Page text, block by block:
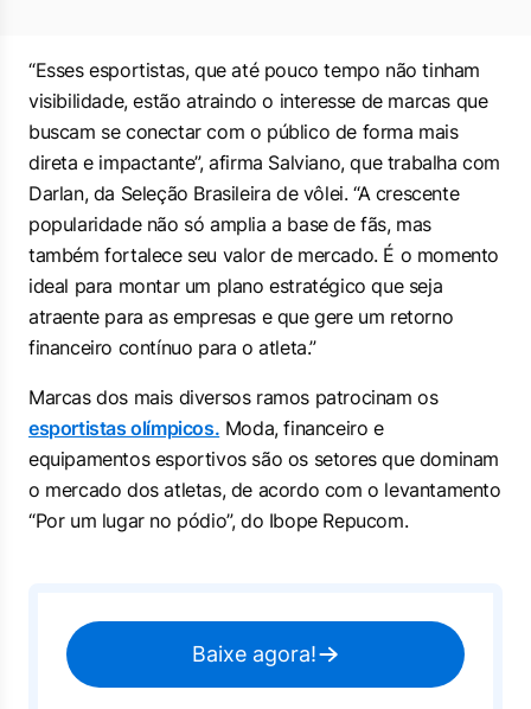
“Esses esportistas, que até pouco tempo não tinham
visibilidade, estão atraindo o interesse de marcas que
buscam se conectar com o público de forma mais
direta e impactante”, afirma Salviano, que trabalha com
Darlan, da Seleção Brasileira de vôlei. “A crescente
popularidade não só amplia a base de fãs, mas
também fortalece seu valor de mercado. É o momento
ideal para montar um plano estratégico que seja
atraente para as empresas e que gere um retorno
financeiro contínuo para o atleta.”
Marcas dos mais diversos ramos patrocinam os
esportistas olímpicos. Moda, financeiro e
equipamentos esportivos são os setores que dominam
o mercado dos atletas, de acordo com o levantamento
“Por um lugar no pódio”, do Ibope Repucom.
Baixe agora!